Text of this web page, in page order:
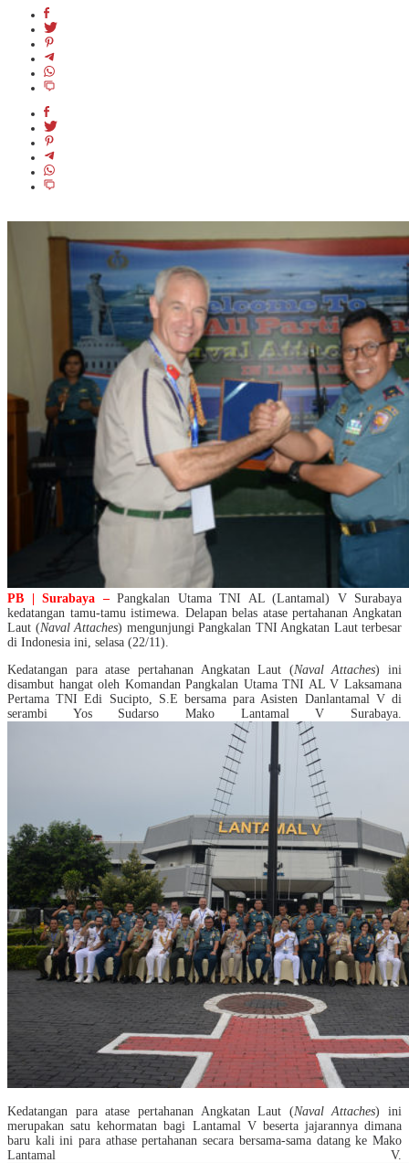
PB | Surabaya – Pangkalan Utama TNI AL (Lantamal) V Surabaya
kedatangan tamu-tamu istimewa. Delapan belas atase pertahanan Angkatan
Laut (Naval Attaches) mengunjungi Pangkalan TNI Angkatan Laut terbesar
di Indonesia ini, selasa (22/11).
Kedatangan para atase pertahanan Angkatan Laut (Naval Attaches) ini
disambut hangat oleh Komandan Pangkalan Utama TNI AL V Laksamana
Pertama TNI Edi Sucipto, S.E bersama para Asisten Danlantamal V di
serambi Yos Sudarso Mako Lantamal V Surabaya.
Kedatangan para atase pertahanan Angkatan Laut (Naval Attaches) ini
merupakan satu kehormatan bagi Lantamal V beserta jajarannya dimana
baru kali ini para athase pertahanan secara bersama-sama datang ke Mako
Lantamal V.